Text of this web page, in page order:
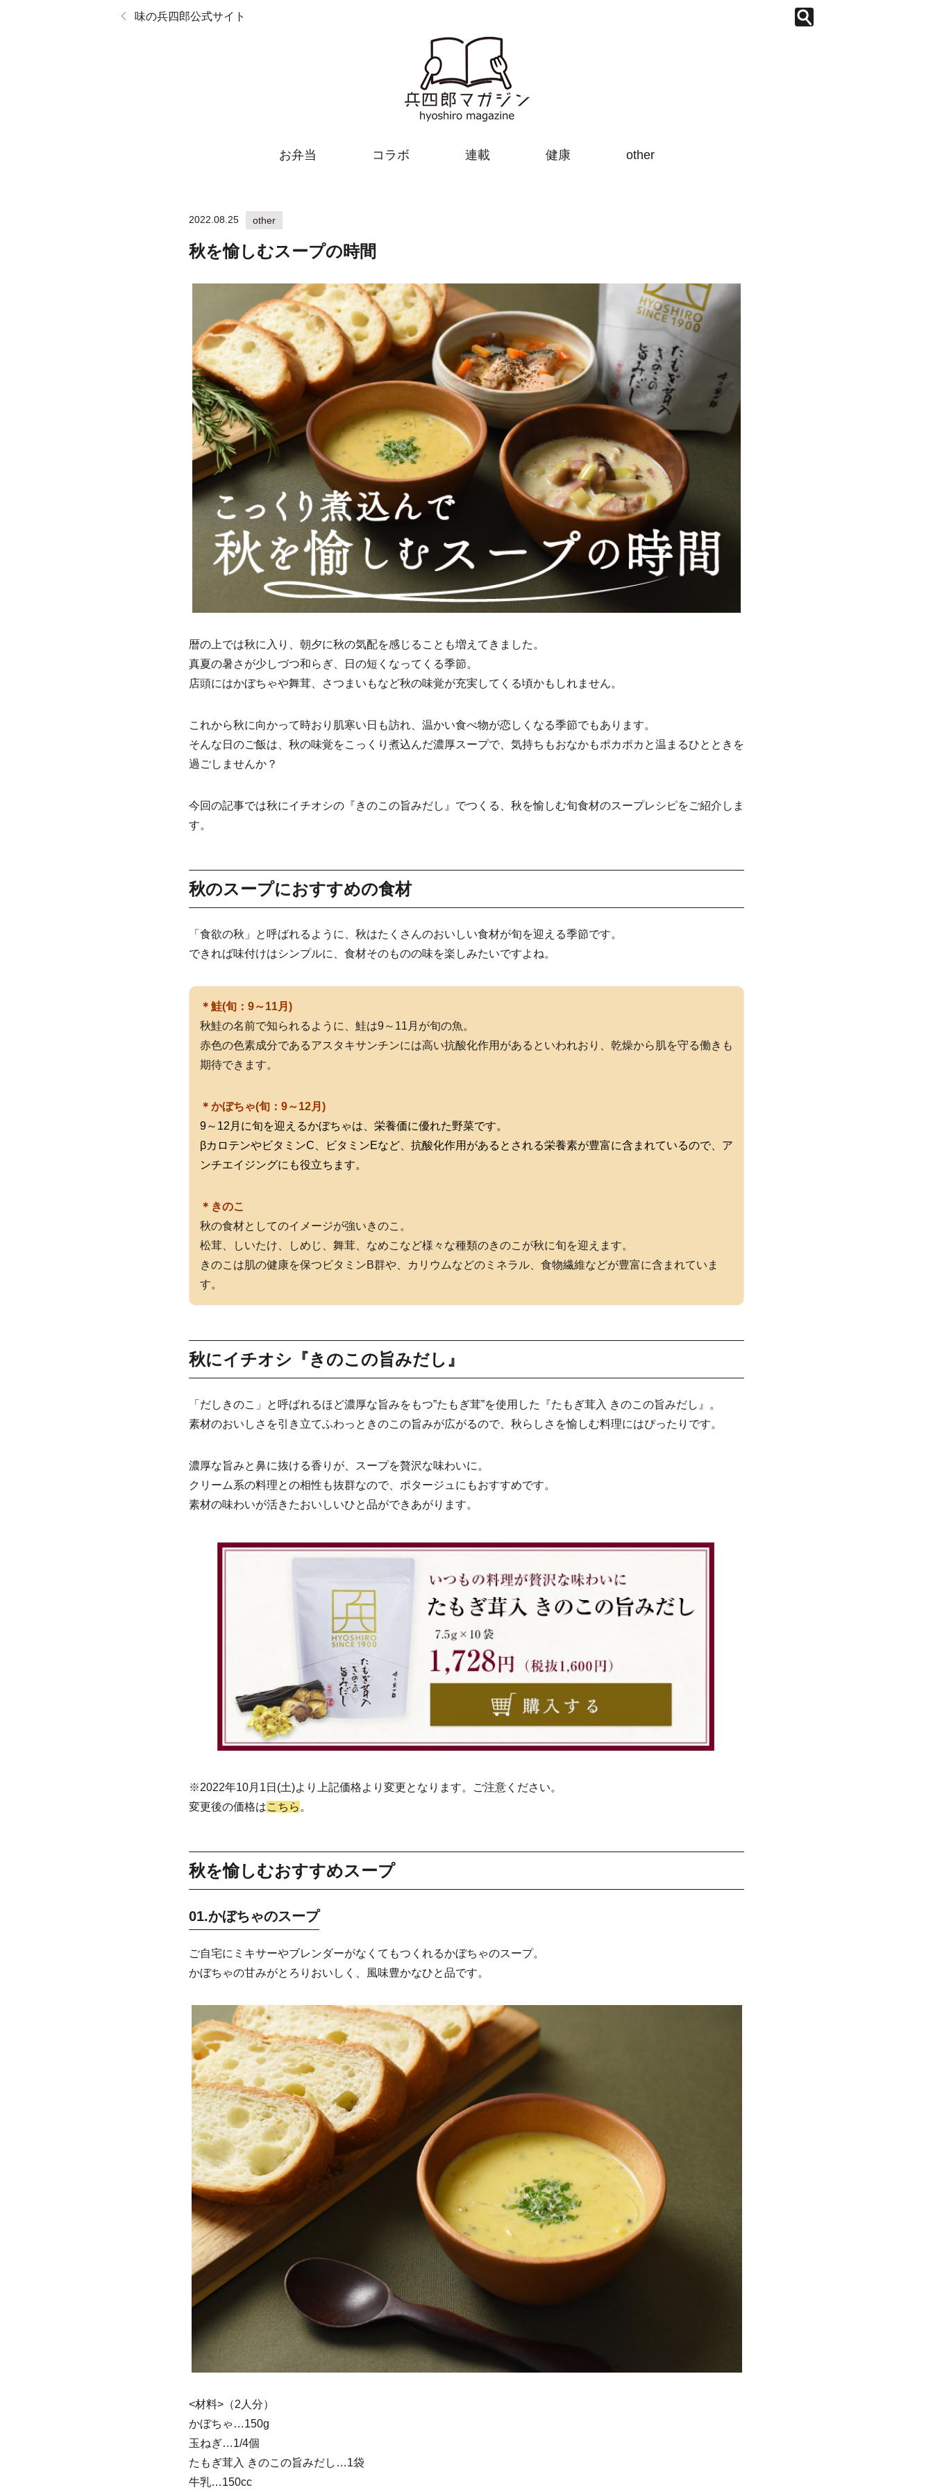
味の兵四郎公式サイト
お弁当 コラボ 連載 健康 other
2022.08.25 other
秋を愉しむスープの時間
暦の上では秋に入り、朝夕に秋の気配を感じることも増えてきました。
真夏の暑さが少しづつ和らぎ、日の短くなってくる季節。
店頭にはかぼちゃや舞茸、さつまいもなど秋の味覚が充実してくる頃かもしれません。
これから秋に向かって時おり肌寒い日も訪れ、温かい食べ物が恋しくなる季節でもあります。
そんな日のご飯は、秋の味覚をこっくり煮込んだ濃厚スープで、気持ちもおなかもポカポカと温まるひとときを
過ごしませんか？
今回の記事では秋にイチオシの『きのこの旨みだし』でつくる、秋を愉しむ旬食材のスープレシピをご紹介しま
す。
秋のスープにおすすめの食材
「食欲の秋」と呼ばれるように、秋はたくさんのおいしい食材が旬を迎える季節です。
できれば味付けはシンプルに、食材そのものの味を楽しみたいですよね。
＊鮭(旬：9～11月)
秋鮭の名前で知られるように、鮭は9～11月が旬の魚。
赤色の色素成分であるアスタキサンチンには高い抗酸化作用があるといわれおり、乾燥から肌を守る働きも
期待できます。
＊かぼちゃ(旬：9～12月)
9～12月に旬を迎えるかぼちゃは、栄養価に優れた野菜です。
βカロテンやビタミンC、ビタミンEなど、抗酸化作用があるとされる栄養素が豊富に含まれているので、ア
ンチエイジングにも役立ちます。
＊きのこ
秋の食材としてのイメージが強いきのこ。
松茸、しいたけ、しめじ、舞茸、なめこなど様々な種類のきのこが秋に旬を迎えます。
きのこは肌の健康を保つビタミンB群や、カリウムなどのミネラル、食物繊維などが豊富に含まれていま
す。
秋にイチオシ『きのこの旨みだし』
「だしきのこ」と呼ばれるほど濃厚な旨みをもつ”たもぎ茸”を使用した『たもぎ茸入 きのこの旨みだし』。
素材のおいしさを引き立てふわっときのこの旨みが広がるので、秋らしさを愉しむ料理にはぴったりです。
濃厚な旨みと鼻に抜ける香りが、スープを贅沢な味わいに。
クリーム系の料理との相性も抜群なので、ポタージュにもおすすめです。
素材の味わいが活きたおいしいひと品ができあがります。
※2022年10月1日(土)より上記価格より変更となります。ご注意ください。
変更後の価格はこちら 。
秋を愉しむおすすめスープ
01.かぼちゃのスープ
ご自宅にミキサーやブレンダーがなくてもつくれるかぼちゃのスープ。
かぼちゃの甘みがとろりおいしく、風味豊かなひと品です。
<材料>（2人分）
かぼちゃ…150g
玉ねぎ…1/4個
たもぎ茸入 きのこの旨みだし…1袋
牛乳…150cc